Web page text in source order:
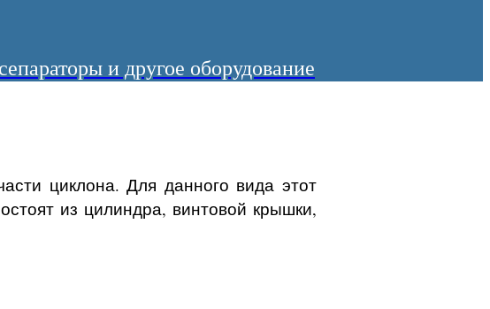
и другое оборудование
циклона. Для данного вида этот
из цилиндра, винтовой крышки,